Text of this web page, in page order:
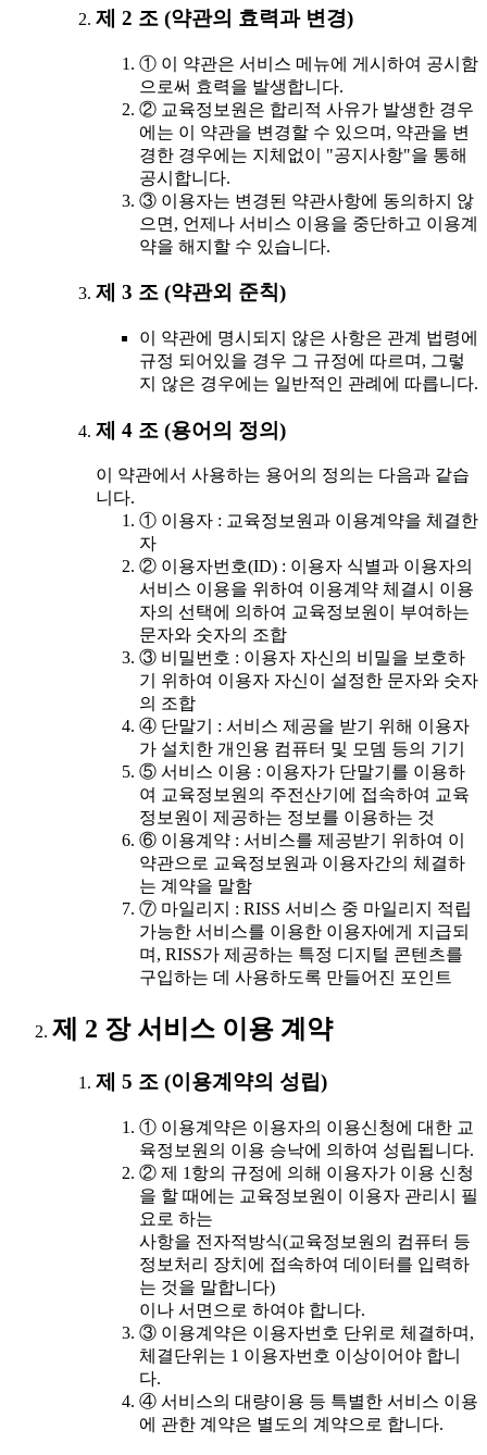
제 2 조 (약관의 효력과 변경)
① 이 약관은 서비스 메뉴에 게시하여 공시함
으로써 효력을 발생합니다.
② 교육정보원은 합리적 사유가 발생한 경우
에는 이 약관을 변경할 수 있으며, 약관을 변
경한 경우에는 지체없이 "공지사항"을 통해
공시합니다.
③ 이용자는 변경된 약관사항에 동의하지 않
으면, 언제나 서비스 이용을 중단하고 이용계
약을 해지할 수 있습니다.
제 3 조 (약관외 준칙)
이 약관에 명시되지 않은 사항은 관계 법령에
규정 되어있을 경우 그 규정에 따르며, 그렇
지 않은 경우에는 일반적인 관례에 따릅니다.
제 4 조 (용어의 정의)
이 약관에서 사용하는 용어의 정의는 다음과 같습
니다.
① 이용자 : 교육정보원과 이용계약을 체결한
자
② 이용자번호(ID) : 이용자 식별과 이용자의
서비스 이용을 위하여 이용계약 체결시 이용
자의 선택에 의하여 교육정보원이 부여하는
문자와 숫자의 조합
③ 비밀번호 : 이용자 자신의 비밀을 보호하
기 위하여 이용자 자신이 설정한 문자와 숫자
의 조합
④ 단말기 : 서비스 제공을 받기 위해 이용자
가 설치한 개인용 컴퓨터 및 모뎀 등의 기기
⑤ 서비스 이용 : 이용자가 단말기를 이용하
여 교육정보원의 주전산기에 접속하여 교육
정보원이 제공하는 정보를 이용하는 것
⑥ 이용계약 : 서비스를 제공받기 위하여 이
약관으로 교육정보원과 이용자간의 체결하
는 계약을 말함
⑦ 마일리지 : RISS 서비스 중 마일리지 적립
가능한 서비스를 이용한 이용자에게 지급되
며, RISS가 제공하는 특정 디지털 콘텐츠를
구입하는 데 사용하도록 만들어진 포인트
제 2 장 서비스 이용 계약
제 5 조 (이용계약의 성립)
① 이용계약은 이용자의 이용신청에 대한 교
육정보원의 이용 승낙에 의하여 성립됩니다.
② 제 1항의 규정에 의해 이용자가 이용 신청
을 할 때에는 교육정보원이 이용자 관리시 필
요로 하는
사항을 전자적방식(교육정보원의 컴퓨터 등
정보처리 장치에 접속하여 데이터를 입력하
는 것을 말합니다)
이나 서면으로 하여야 합니다.
③ 이용계약은 이용자번호 단위로 체결하며,
체결단위는 1 이용자번호 이상이어야 합니
다.
④ 서비스의 대량이용 등 특별한 서비스 이용
에 관한 계약은 별도의 계약으로 합니다.